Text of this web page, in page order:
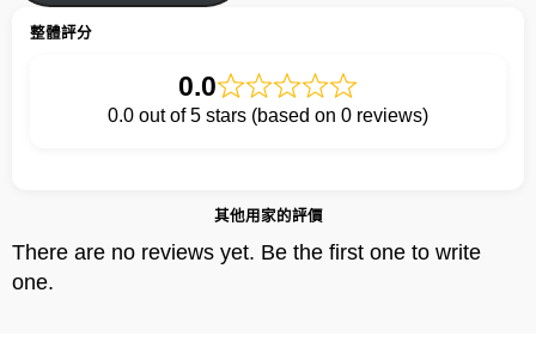
整體評分
0.0
0.0 out of 5 stars (based on 0 reviews)
其他用家的評價
There are no reviews yet. Be the first one to write
one.